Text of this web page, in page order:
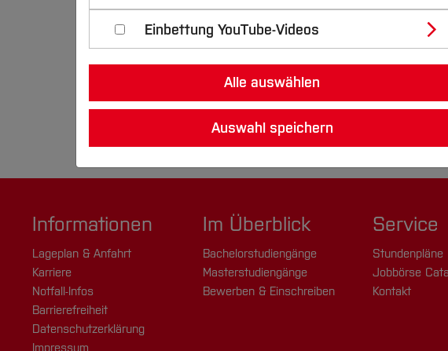
Informationen
Lageplan & Anfahrt
Karriere
Notfall-Infos
Barrierefreiheit
Datenschutzerklärung
Impressum
Im Überblick
Bachelorstudiengänge
Masterstudiengänge
Bewerben & Einschreiben
Service
Stundenpläne
Jobbörse
Kontakt
Einbettung YouTube-Videos
Alle auswählen
Auswahl speichern